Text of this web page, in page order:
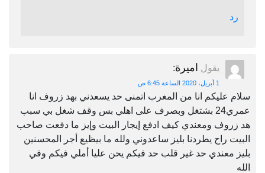
رد
يقول اميرة:
1 أبريل، 2020 الساعة 6:45 ص
سلام عليكم انا من المغرب اتمنى حد يسعدني بهد زروف انا
عمري24 بشتغل وبصرف على اهلي بس وقف شغل بي سبب
هد زروف ومعندي كيف ادفع إيجار البيت وإيز ما دفعت صاحب
البيت راح يطردنا بليز ساعدوني ولله ما بيظيع أجر المحسنين
بليز معندي حد غير قلب حد فيكم يحن عليا أملي فيكم وفي
الله